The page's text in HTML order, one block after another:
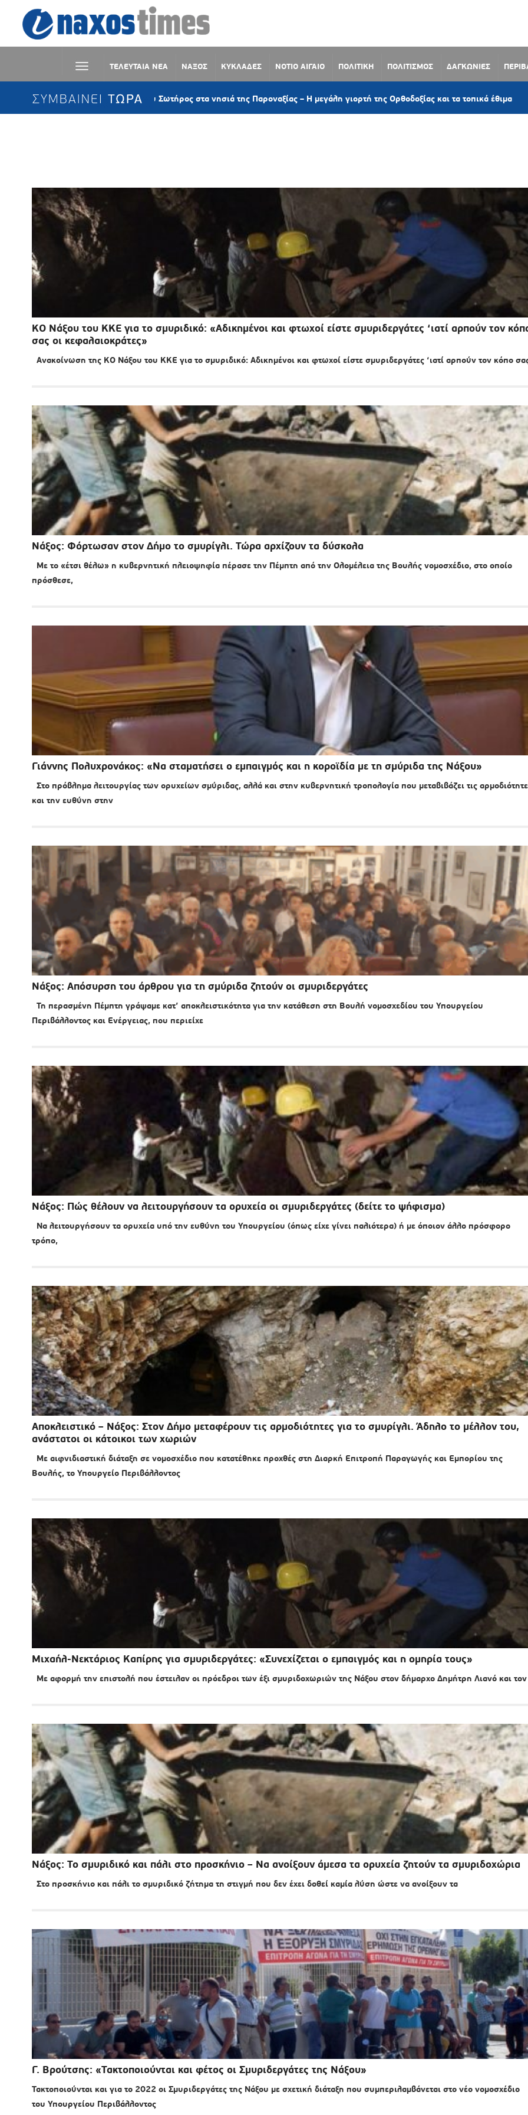
ΤΕΛΕΥΤΑΙΑ ΝΕΑ ΝΑΞΟΣ ΚΥΚΛΑΔΕΣ ΝΟΤΙΟ ΑΙΓΑΙΟ ΠΟΛΙΤΙΚΗ ΠΟΛΙΤΙΣΜΟΣ ΔΑΓΚΩΝΙΕΣ
ΣΥΜΒΑΙΝΕΙ ΤΩΡΑ
Μεταμόρφωση του Σωτήρος στα νησιά της Παροναξίας – Η μεγάλη γιορτή της Ορθοδοξίας και τα τοπικά έθιμα 2 ώρες πριν
ΚΟ Νάξου του ΚΚΕ για το σμυριδικό: «Αδικημένοι και φτωχοί είστε σμυριδεργάτες ‘ιατί αρπούν τον
σας οι κεφαλαιοκράτες»
Ανακοίνωση της ΚΟ Νάξου του ΚΚΕ για το σμυριδικό: Αδικημένοι και φτωχοί είστε σμυριδεργάτες ‘ιατί αρπούν τον κόπο
Νάξος: Φόρτωσαν στον Δήμο το σμυρίγλι. Τώρα αρχίζουν τα δύσκολα
Με το «έτσι θέλω» η κυβερνητική πλειοψηφία πέρασε την Πέμπτη από την Ολομέλεια της Βουλής νομοσχέδιο, στο οποίο
πρόσθεσε,
Γιάννης Πολυχρονάκος: «Να σταματήσει ο εμπαιγμός και η κοροϊδία με τη σμύριδα της Νάξου»
Στο πρόβλημα λειτουργίας των ορυχείων σμύριδας, αλλά και στην κυβερνητική τροπολογία που μεταβιβάζει τις
και την ευθύνη στην
Νάξος: Απόσυρση του άρθρου για τη σμύριδα ζητούν οι σμυριδεργάτες
Τη περασμένη Πέμπτη γράψαμε κατ’ αποκλειστικότητα για την κατάθεση στη Βουλή νομοσχεδίου του Υπουργείου
Περιβάλλοντος και Ενέργειας, που περιείχε
Νάξος: Πώς θέλουν να λειτουργήσουν τα ορυχεία οι σμυριδεργάτες (δείτε το ψήφισμα)
Να λειτουργήσουν τα ορυχεία υπό την ευθύνη του Υπουργείου (όπως είχε γίνει παλιότερα) ή με όποιον άλλο πρόσφορο
τρόπο,
Αποκλειστικό – Νάξος: Στον Δήμο μεταφέρουν τις αρμοδιότητες για το σμυρίγλι. Άδηλο το μέλλον του,
ανάστατοι οι κάτοικοι των χωριών
Με αιφνιδιαστική διάταξη σε νομοσχέδιο που κατατέθηκε προχθές στη Διαρκή Επιτροπή Παραγωγής και Εμπορίου της
Βουλής, το Υπουργείο Περιβάλλοντος
Μιχαήλ-Νεκτάριος Καπίρης για σμυριδεργάτες: «Συνεχίζεται ο εμπαιγμός και η ομηρία τους»
Με αφορμή την επιστολή που έστειλαν οι πρόεδροι των έξι σμυριδοχωριών της Νάξου στον δήμαρχο Δημήτρη Λιανό και τον
Νάξος: Το σμυριδικό και πάλι στο προσκήνιο – Να ανοίξουν άμεσα τα ορυχεία ζητούν τα σμυριδοχώρια
Στο προσκήνιο και πάλι το σμυριδικό ζήτημα τη στιγμή που δεν έχει δοθεί καμία λύση ώστε να ανοίξουν τα
Γ. Βρούτσης: «Τακτοποιούνται και φέτος οι Σμυριδεργάτες της Νάξου»
Τακτοποιούνται και για το 2022 οι Σμυριδεργάτες της Νάξου με σχετική διάταξη που συμπεριλαμβάνεται στο νέο νομοσχέδιο
του Υπουργείου Περιβάλλοντος